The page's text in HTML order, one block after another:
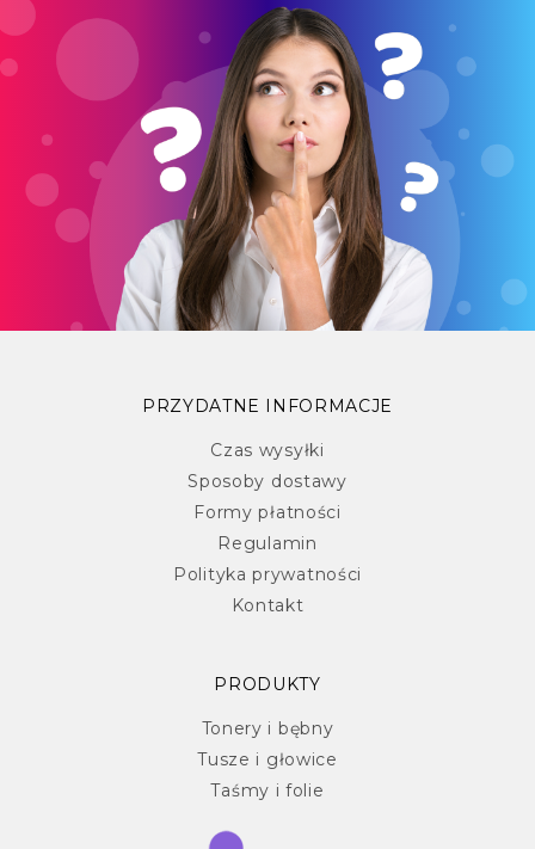
PRZYDATNE INFORMACJE
Czas wysyłki
Sposoby dostawy
Formy płatności
Regulamin
Polityka prywatności
Kontakt
PRODUKTY
Tonery i bębny
Tusze i głowice
Taśmy i folie